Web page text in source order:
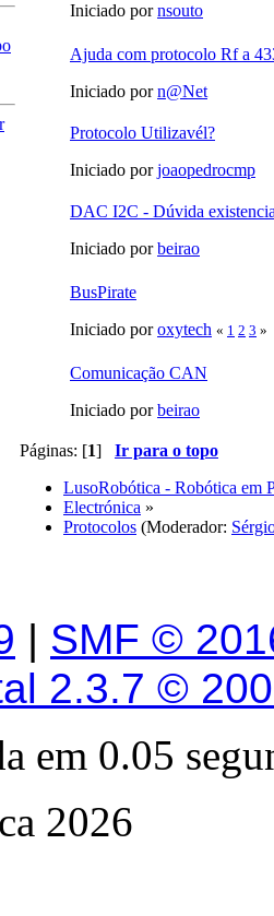
Iniciado pornsouto
Ajuda com protocolo Rf a
Iniciado porn@Net
Protocolo Utilizavél?
Iniciado porjoaopedrocmp
DAC I2C - Dúvida
Iniciado porbeirao
BusPirate
Iniciado poroxytech « 1 2 3 »
Comunicação CAN
Iniciado porbeirao
Páginas: [1] Ir para o topo
LusoRobótica - Robótica em
Electrónica »
Protocolos (Moderador:
| SMF ©
2.3.7 ©
em 0.05
2026